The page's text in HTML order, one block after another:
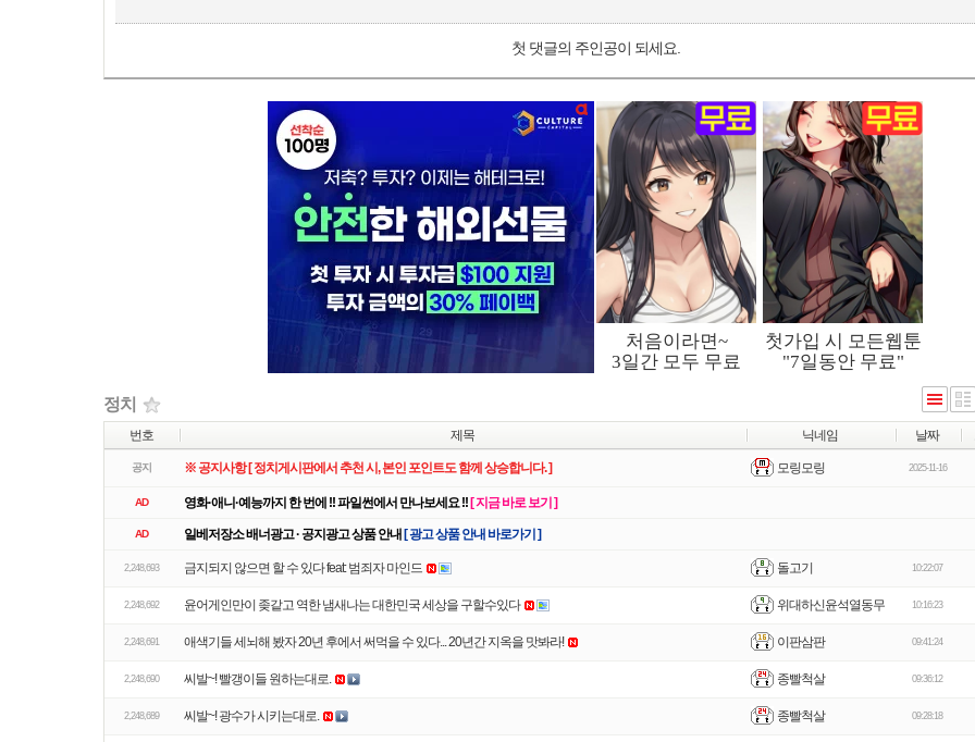
첫 댓글의 주인공이 되세요.
정치
번호 제목 닉네임 날짜
공지 ※ 공지사항 [ 정치게시판에서 추천 시, 본인 포인트도 함께 상승합니다. ] 모링모링 2025-11-16
AD 영화·애니·예능까지 한 번에 !! 파일썬에서 만나보세요 !! [ 지금 바로 보기 ]
AD 일베저장소 배너광고 · 공지광고 상품 안내 [ 광고 상품 안내 바로가기 ]
2,248,693 금지되지 않으면 할 수 있다 feat: 범죄자 마인드 돌고기 10:22:07
2,248,692 윤어게인만이 좆같고 역한 냄새나는 대한민국 세상을 구할수있다 위대하신윤석열동무 10:16:23
2,248,691 애색기들 세뇌해 봤자 20년 후에서 써먹을 수 있다... 20년간 지옥을 맛봐라! 이판삼판 09:41:24
2,248,690 씨발~! 빨갱이들 원하는대로. 종빨척살 09:36:12
2,248,689 씨발~! 광수가 시키는대로. 종빨척살 09:28:18